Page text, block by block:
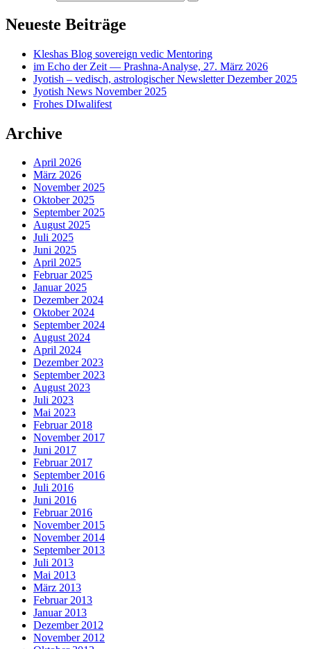
Neueste Beiträge
Kleshas Blog sovereign vedic Mentoring
im Echo der Zeit — Prashna-Analyse, 27. März 2026
Jyotish – vedisch, astrologischer Newsletter Dezember 2025
Jyotish News November 2025
Frohes DIwalifest
Archive
April 2026
März 2026
November 2025
Oktober 2025
September 2025
August 2025
Juli 2025
Juni 2025
April 2025
Februar 2025
Januar 2025
Dezember 2024
Oktober 2024
September 2024
August 2024
April 2024
Dezember 2023
September 2023
August 2023
Juli 2023
Mai 2023
Februar 2018
November 2017
Juni 2017
Februar 2017
September 2016
Juli 2016
Juni 2016
Februar 2016
November 2015
November 2014
September 2013
Juli 2013
Mai 2013
März 2013
Februar 2013
Januar 2013
Dezember 2012
November 2012